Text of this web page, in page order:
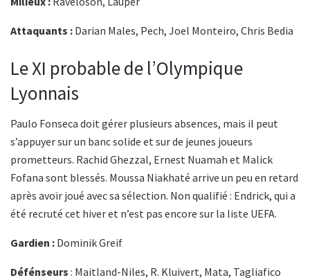
Attaquants : Darian Males, Pech, Joel Monteiro, Chris Bedia
Le XI probable de l’Olympique
Lyonnais
Paulo Fonseca doit gérer plusieurs absences, mais il peut
s’appuyer sur un banc solide et sur de jeunes joueurs
prometteurs. Rachid Ghezzal, Ernest Nuamah et Malick
Fofana sont blessés. Moussa Niakhaté arrive un peu en retard
après avoir joué avec sa sélection. Non qualifié : Endrick, qui a
été recruté cet hiver et n’est pas encore sur la liste UEFA.
Gardien : Dominik Greif
Défénseurs : Maitland-Niles, R. Kluivert, Mata, Tagliafico